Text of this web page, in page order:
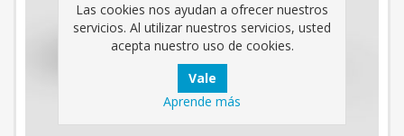
Las cookies nos ayudan a ofrecer nuestros
servicios. Al utilizar nuestros servicios, usted
acepta nuestro uso de cookies.
Aprende más